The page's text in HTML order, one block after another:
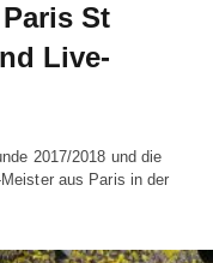
St
Live-
2017/2018 und die
aus Paris in der